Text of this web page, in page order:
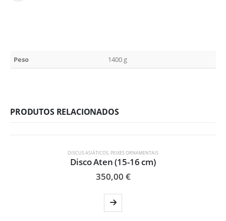
Peso 1400 g
PRODUTOS RELACIONADOS
DISCUS ASIÁTICOS, PEIXES ORNAMENTAIS
Disco Aten (15-16 cm)
350,00 €